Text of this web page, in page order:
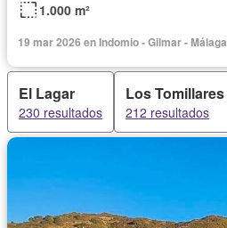
1.000 m²
19 mar 2026 en Indomio - Gilmar - Málaga
El Lagar
230 resultados
Los Tomillares
212 resultados